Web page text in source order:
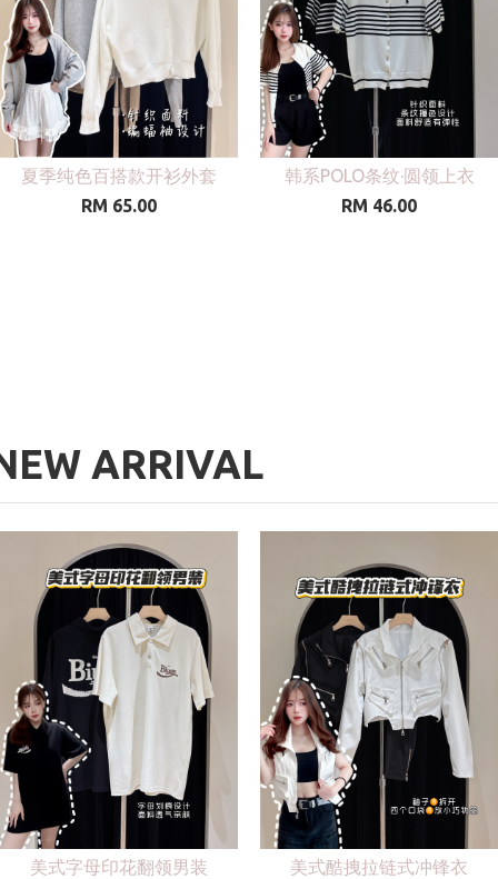
夏季纯色百搭款开衫外套
RM 65.00
韩系POLO条纹·圆领上衣
RM 46.00
ARRIVAL
美式字母印花翻领男装
美式酷拽拉链式冲锋衣